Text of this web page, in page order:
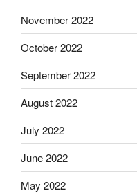
November 2022
October 2022
September 2022
August 2022
July 2022
June 2022
May 2022